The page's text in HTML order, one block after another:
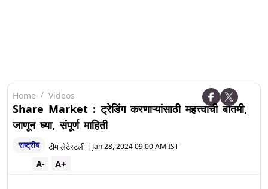
Home Videos
Share Market : ट्रेडिंग करणाऱ्यांसाठी महत्त्वाची बातमी,
जाणून घ्या, संपूर्ण माहिती
राष्ट्रीय टीम लेटेस्टली | Jan 28, 2024 09:00 AM IST
A+
A-